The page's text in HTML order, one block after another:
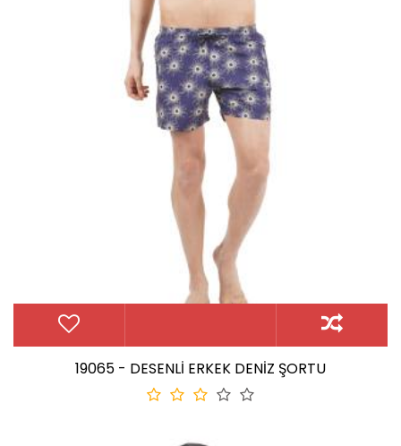
19065 - DESENLİ ERKEK DENİZ ŞORTU